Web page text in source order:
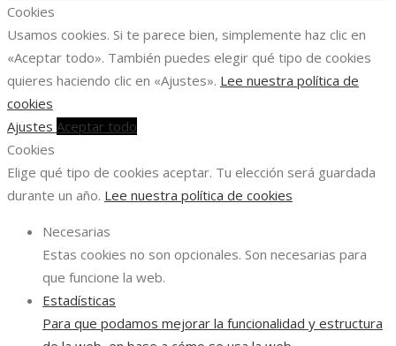
Cookies
Usamos cookies. Si te parece bien, simplemente haz clic en
«Aceptar todo». También puedes elegir qué tipo de cookies
quieres haciendo clic en «Ajustes». Lee nuestra política de
cookies
Ajustes Aceptar todo
Cookies
Elige qué tipo de cookies aceptar. Tu elección será guardada
durante un año. Lee nuestra política de cookies
Necesarias
Estas cookies no son opcionales. Son necesarias para
que funcione la web.
Estadísticas
Para que podamos mejorar la funcionalidad y estructura